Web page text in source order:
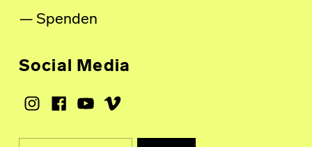
Spenden
Social Media
Instagram
Facebook
Youtube
Vimeo
Suche nach: